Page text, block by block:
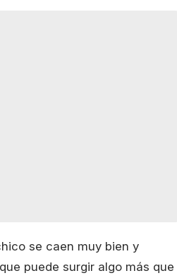
se caen muy bien y
puede surgir algo más que